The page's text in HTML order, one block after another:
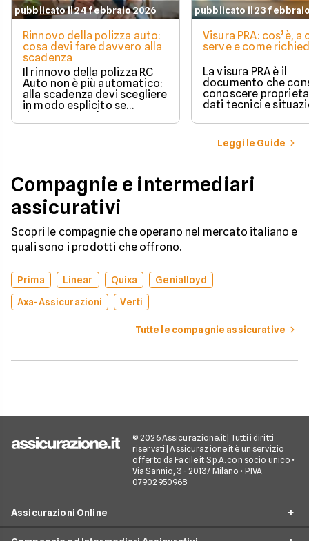
pubblicato il 24 febbraio 2026
Rinnovo della polizza auto:
cosa devi fare davvero alla
scadenza
Il rinnovo della polizza RC
Auto non è più automatico:
alla scadenza devi scegliere
in modo esplicito se
rinnovare con la stessa
compagnia o stipulare un
pubblicato il 23
Visura PRA: cos’è, a
serve e come
La visura PRA è il
documento che
conoscere
dati tecnici e
giuridica di un
iscritto al Pubblico
Automobilistico.
Leggi le Guide
Compagnie e intermediari
assicurativi
Scopri le compagnie che operano nel mercato italiano e
quali sono i prodotti che offrono.
Prima Linear Quixa
Genialloyd
Axa-Assicurazioni
Verti
Tutte le compagnie assicurative
© 2026 Assicurazione.it | Tutti i diritti
riservati | Assicurazione.it è un servizio
offerto da Facile.it S.p.A. con socio unico •
Via Sannio, 3 - 20137 Milano • P.IVA
07902950968
Assicurazioni Online